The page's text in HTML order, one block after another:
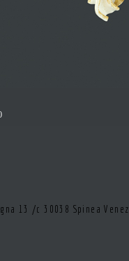
13 /c 30038 Spinea